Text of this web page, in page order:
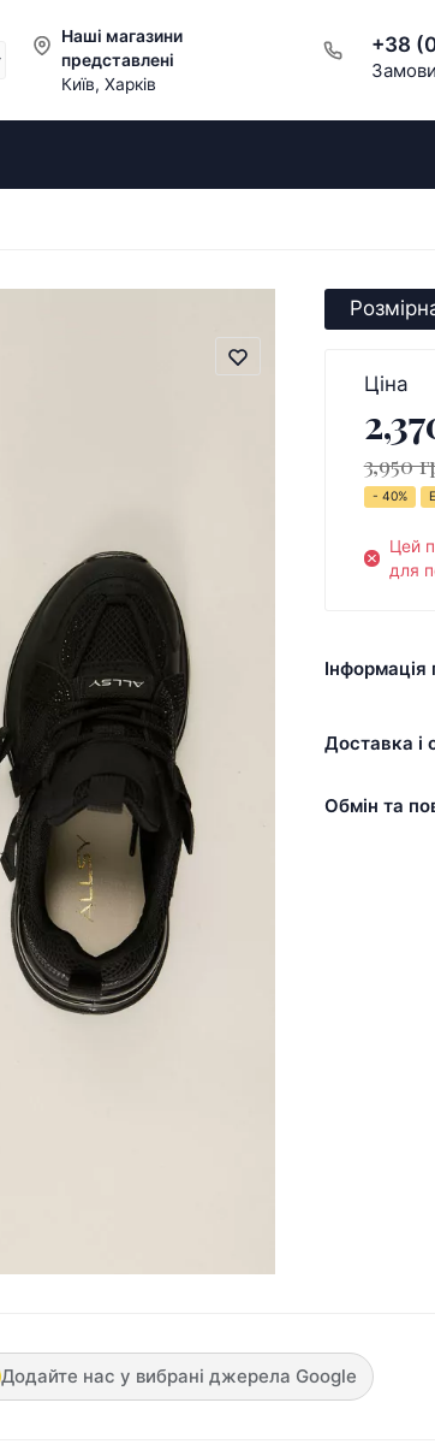
Наші магазини
представлені
Київ, Харків
+38
Ціна
3,950
- 40%
Цей
для
Інформація
Доставка і
Обмін та
Додайте нас у вибрані джерела Google